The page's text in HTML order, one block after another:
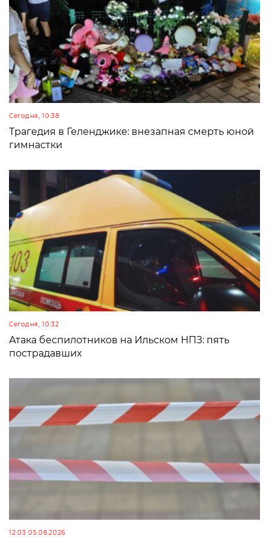
Сегодня, 10:38
Трагедия в Геленджике: внезапная смерть юной
гимнастки
Сегодня, 10:32
Атака беспилотников на Ильском НПЗ: пять
пострадавших
12:03 05.08.2026